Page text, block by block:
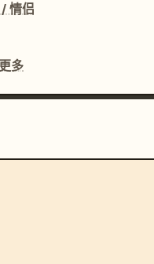
/ 情侣
多